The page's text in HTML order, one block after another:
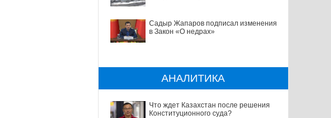
Садыр Жапаров подписал изменения
в Закон «О недрах»
АНАЛИТИКА
Что ждет Казахстан после решения
Конституционного суда?